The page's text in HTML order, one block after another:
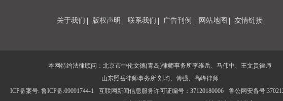
关于我们 版权声明 联系我们 广告刊例 网站地图 友情链接
本网特约法律顾问：北京市中伦文德(青岛)律师事务所李维岳、马伟中、王文贵律师
山东照岳律师事务所 刘均、傅强、高峰律师
ICP备案号: 鲁ICP备:09091744-1
互联网新闻信息服务许可证编号：37120180006
鲁公网安备号